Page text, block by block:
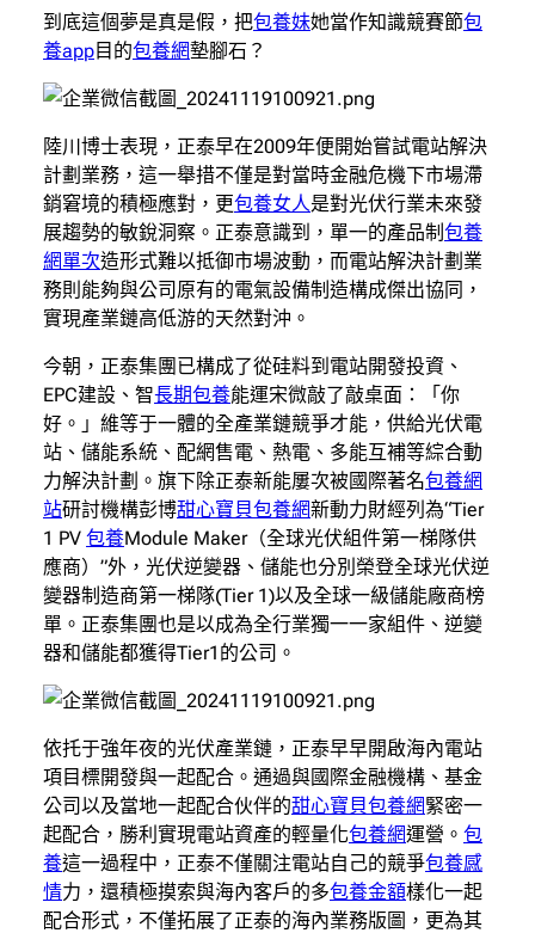
到底這個夢是真是假，把包養妹她當作知識競賽節包
養app目的包養網墊腳石？
陸川博士表現，正泰早在2009年便開始嘗試電站解決
計劃業務，這一舉措不僅是對當時金融危機下市場滯
銷窘境的積極應對，更包養女人是對光伏行業未來發
展趨勢的敏銳洞察。正泰意識到，單一的產品制 包養
網單次造形式難以抵御市場波動，而電站解決計劃業
務則能夠與公司原有的電氣設備制造構成傑出協同，
實現產業鏈高低游的天然對沖。
今朝，正泰集團已構成了從硅料到電站開發投資、
EPC建設、智長期包養能運宋微敲了敲桌面：「你
好。」維等于一體的全產業鏈競爭才能，供給光伏電
站、儲能系統、配網售電、熱電、多能互補等綜合動
力解決計劃。旗下除正泰新能屢次被國際著名包養網
站研討機構彭博甜心寶貝包養網新動力財經列為“Tier
1 PV 包養Module Maker（全球光伏組件第一梯隊供
應商）”外，光伏逆變器、儲能也分別榮登全球光伏逆
變器制造商第一梯隊(Tier 1)以及全球一級儲能廠商榜
單。正泰集團也是以成為全行業獨一一家組件、逆變
器和儲能都獲得Tier1的公司。
依托于強年夜的光伏產業鏈，正泰早早開啟海內電站
項目標開發與一起配合。通過與國際金融機構、基金
公司以及當地一起配合伙伴的甜心寶貝包養網緊密一
起配合，勝利實現電站資產的輕量化包養網運營。 包
養這一過程中，正泰不僅關注電站自己的競爭包養感
情力，還積極摸索與海內客戶的多包養金額樣化一起
配合形式，不僅拓展了正泰的海內業務版圖，更為其